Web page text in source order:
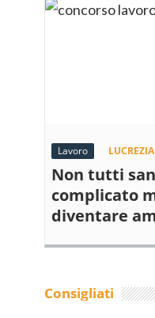
Lavoro
Non tutti
complicato
diventare
Consigliati